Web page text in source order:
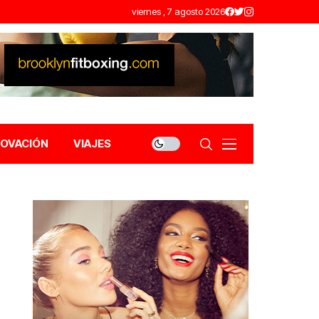
viernes , 7 agosto 2026
VIAJES